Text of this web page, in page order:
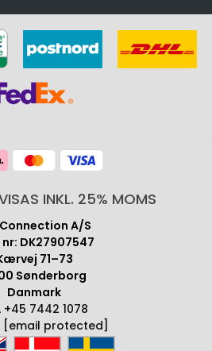
INKL. 25% MOMS
A/S
DK27907547
71–73
Sønderborg
Danmark
+45 7442 1078
[email protected]